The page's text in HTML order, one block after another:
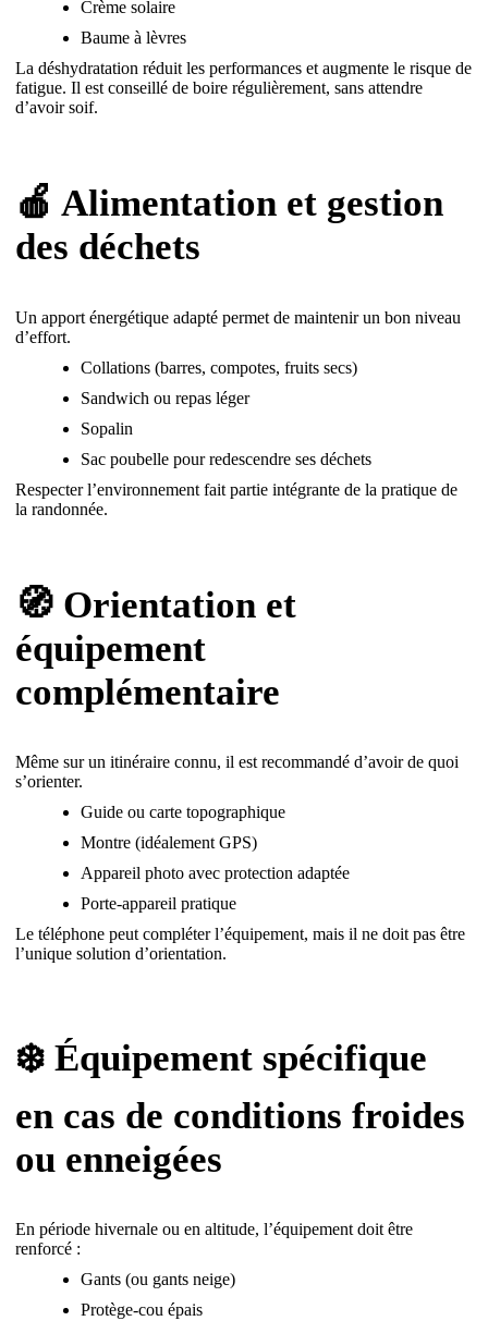
Crème solaire
Baume à lèvres
La déshydratation réduit les performances et augmente le risque de
fatigue. Il est conseillé de boire régulièrement, sans attendre
d’avoir soif.
🍎 Alimentation et gestion
des déchets
Un apport énergétique adapté permet de maintenir un bon niveau
d’effort.
Collations (barres, compotes, fruits secs)
Sandwich ou repas léger
Sopalin
Sac poubelle pour redescendre ses déchets
Respecter l’environnement fait partie intégrante de la pratique de
la randonnée.
🧭 Orientation et
équipement
complémentaire
Même sur un itinéraire connu, il est recommandé d’avoir de quoi
s’orienter.
Guide ou carte topographique
Montre (idéalement GPS)
Appareil photo avec protection adaptée
Porte-appareil pratique
Le téléphone peut compléter l’équipement, mais il ne doit pas être
l’unique solution d’orientation.
❄️ Équipement spécifique
en cas de conditions froides
ou enneigées
En période hivernale ou en altitude, l’équipement doit être
renforcé :
Gants (ou gants neige)
Protège-cou épais